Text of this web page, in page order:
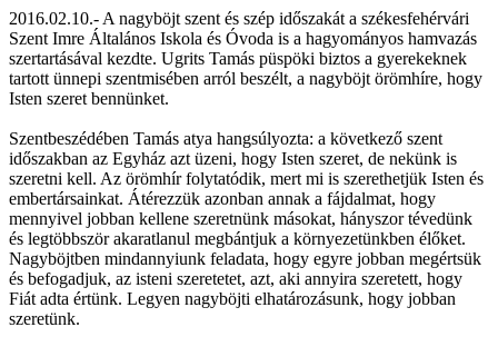
2016.02.10.- A nagyböjt szent és szép időszakát a székesfehérvári
Szent Imre Általános Iskola és Óvoda is a hagyományos hamvazás
szertartásával kezdte. Ugrits Tamás püspöki biztos a gyerekeknek
tartott ünnepi szentmisében arról beszélt, a nagyböjt örömhíre, hogy
Isten szeret bennünket.
Szentbeszédében Tamás atya hangsúlyozta: a következő szent
időszakban az Egyház azt üzeni, hogy Isten szeret, de nekünk is
szeretni kell. Az örömhír folytatódik, mert mi is szerethetjük Isten és
embertársainkat. Átérezzük azonban annak a fájdalmat, hogy
mennyivel jobban kellene szeretnünk másokat, hányszor tévedünk
és legtöbbször akaratlanul megbántjuk a környezetünkben élőket.
Nagyböjtben mindannyiunk feladata, hogy egyre jobban megértsük
és befogadjuk, az isteni szeretetet, azt, aki annyira szeretett, hogy
Fiát adta értünk. Legyen nagyböjti elhatározásunk, hogy jobban
szeretünk.